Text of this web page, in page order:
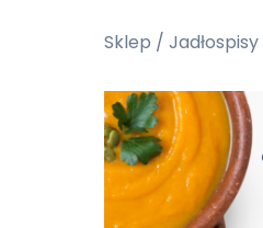
Sklep / Jadłospisy